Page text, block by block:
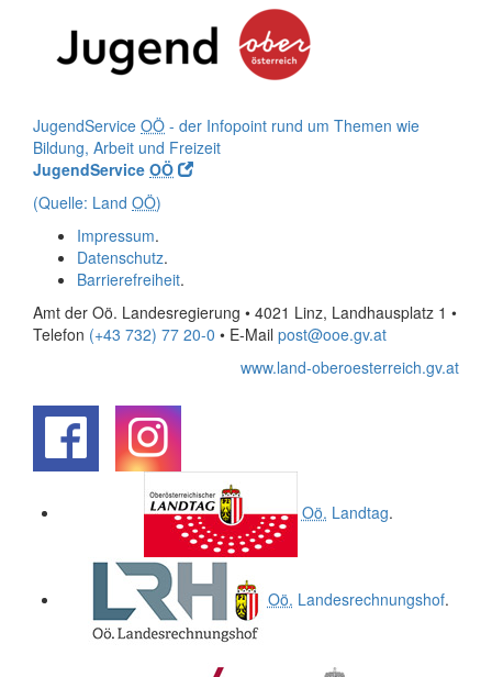
JugendService OÖ - der Infopoint rund um Themen wie
Bildung, Arbeit und Freizeit
JugendService OÖ
(Quelle: Land OÖ)
Impressum.
Datenschutz.
Barrierefreiheit.
Amt der Oö. Landesregierung • 4021 Linz, Landhausplatz 1 •
Telefon (+43 732) 77 20-0 • E-Mail post@ooe.gv.at
www.land-oberoesterreich.gv.at
Oö. Landtag.
Oö. Landesrechnungshof.